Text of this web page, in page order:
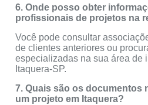
6. Onde posso obter
profissionais de projetos na
Você pode consultar
de clientes anteriores ou
especializadas na sua área de
Itaquera-SP.
7. Quais são os documentos
um projeto em Itaquera?